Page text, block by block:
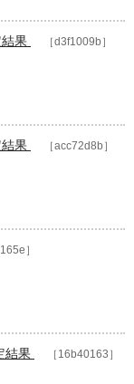
果 ［d3f1009b］
果 ［acc72d8b］
］
結果 ［16b40163］